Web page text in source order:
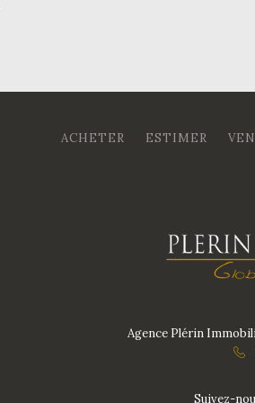
ACHETER ESTIMER
Agence Plérin
Suivez-